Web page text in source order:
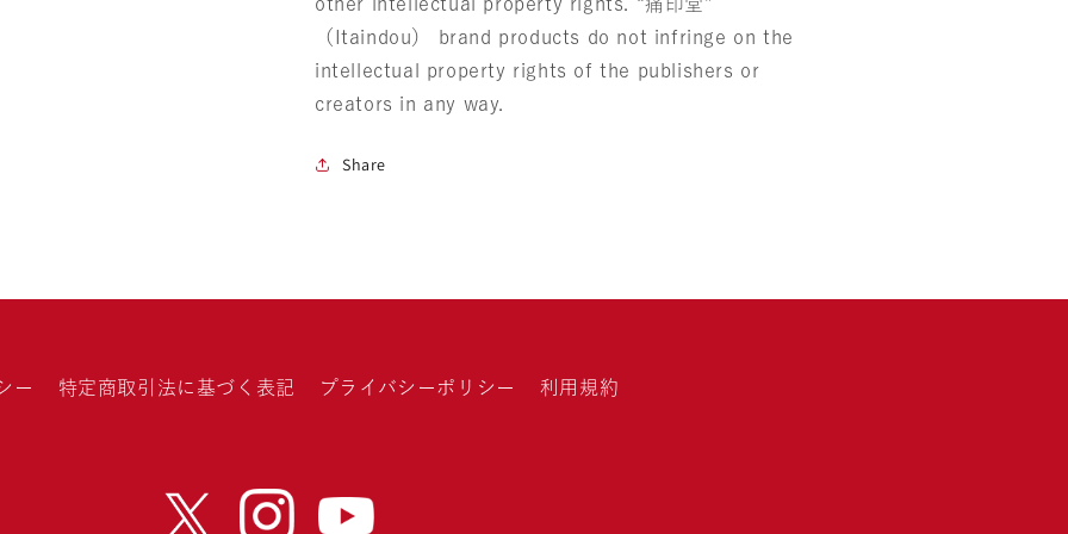
（Itaindou） brand products do not infringe on the
intellectual property rights of the publishers or
creators in any way.
Share
ー 特定商取引法に基づく表記 プライバシーポリシー 利用規約